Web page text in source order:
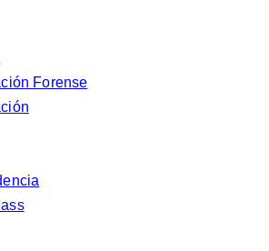
Forense